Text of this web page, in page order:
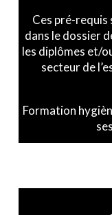
Ces pré-requis
dans le dossier
les diplômes et/
secteur de
Formation